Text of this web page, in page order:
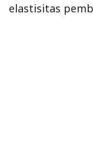
elastisitas